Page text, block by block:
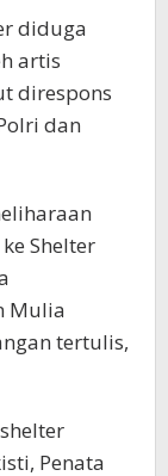
diduga
artis
direspons
dan
Shelter
Mulia
tertulis,
Penata